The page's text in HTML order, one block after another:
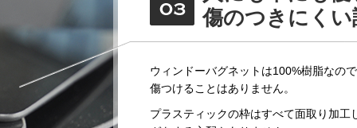
傷のつきにくい
ウィンドーバグネットは100%樹脂なの
傷つけることはありません。
プラスティックの枠はすべて面取り加